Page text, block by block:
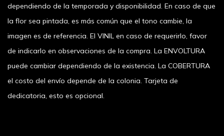
dependiendo de la temporada y disponibilidad. En caso de que
la flor sea pintada, es más común que el tono cambie, la
imagen es de referencia. El VINIL en caso de requerirlo, favor
de indicarlo en observaciones de la compra. La ENVOLTURA
puede cambiar dependiendo de la existencia. La COBERTURA
el costo del envío depende de la colonia. Tarjeta de
dedicatoria, esto es opcional.